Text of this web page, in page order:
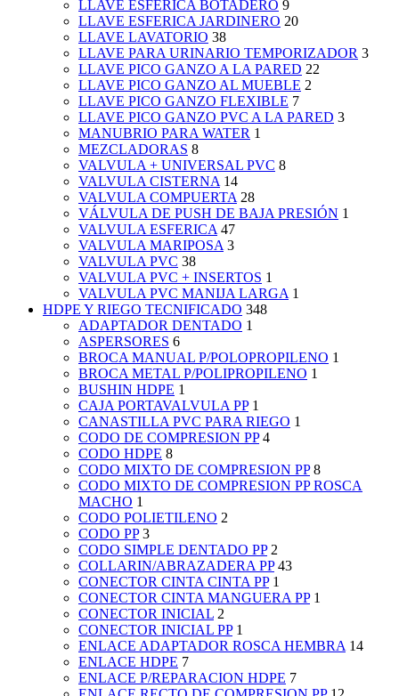
LLAVE ESFERICA BOTADERO 9
LLAVE ESFERICA JARDINERO 20
LLAVE LAVATORIO 38
LLAVE PARA URINARIO TEMPORIZADOR 3
LLAVE PICO GANZO A LA PARED 22
LLAVE PICO GANZO AL MUEBLE 2
LLAVE PICO GANZO FLEXIBLE 7
LLAVE PICO GANZO PVC A LA PARED 3
MANUBRIO PARA WATER 1
MEZCLADORAS 8
VALVULA + UNIVERSAL PVC 8
VALVULA CISTERNA 14
VALVULA COMPUERTA 28
VÁLVULA DE PUSH DE BAJA PRESIÓN 1
VALVULA ESFERICA 47
VALVULA MARIPOSA 3
VALVULA PVC 38
VALVULA PVC + INSERTOS 1
VALVULA PVC MANIJA LARGA 1
HDPE Y RIEGO TECNIFICADO 348
ADAPTADOR DENTADO 1
ASPERSORES 6
BROCA MANUAL P/POLOPROPILENO 1
BROCA METAL P/POLIPROPILENO 1
BUSHIN HDPE 1
CAJA PORTAVALVULA PP 1
CANASTILLA PVC PARA RIEGO 1
CODO DE COMPRESION PP 4
CODO HDPE 8
CODO MIXTO DE COMPRESION PP 8
CODO MIXTO DE COMPRESION PP ROSCA
MACHO 1
CODO POLIETILENO 2
CODO PP 3
CODO SIMPLE DENTADO PP 2
COLLARIN/ABRAZADERA PP 43
CONECTOR CINTA CINTA PP 1
CONECTOR CINTA MANGUERA PP 1
CONECTOR INICIAL 2
CONECTOR INICIAL PP 1
ENLACE ADAPTADOR ROSCA HEMBRA 14
ENLACE HDPE 7
ENLACE P/REPARACION HDPE 7